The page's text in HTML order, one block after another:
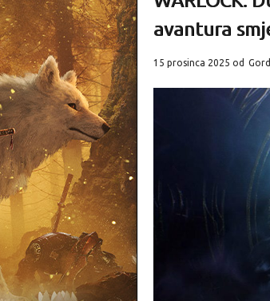
avantura
15 prosinca 2025 od